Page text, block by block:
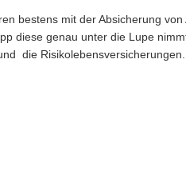
bestens mit der Absicherung
diese genau unter die Lupe
die Risikolebensversicherungen.